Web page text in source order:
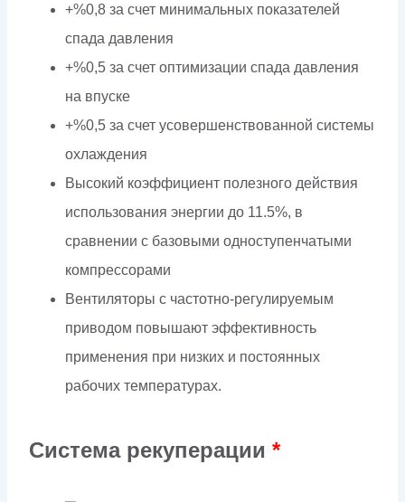
+%0,8 за счет минимальных показателей
спада давления
+%0,5 за счет оптимизации спада давления
на впуске
+%0,5 за счет усовершенствованной системы
охлаждения
Высокий коэффициент полезного действия
использования энергии до 11.5%, в
сравнении с базовыми одноступенчатыми
компрессорами
Вентиляторы с частотно-регулируемым
приводом повышают эффективность
применения при низких и постоянных
рабочих температурах.
Система рекуперации *